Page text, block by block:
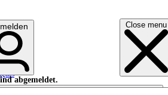
Close menu
abgemeldet.
Anmelden